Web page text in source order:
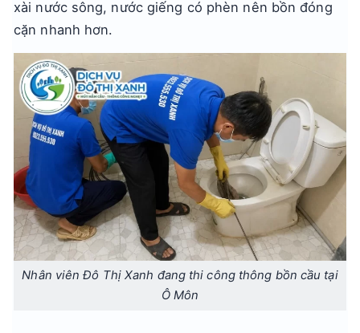
xài nước sông, nước giếng có phèn nên bồn đóng
cặn nhanh hơn.
Nhân viên Đô Thị Xanh đang thi công thông bồn cầu tại
Ô Môn